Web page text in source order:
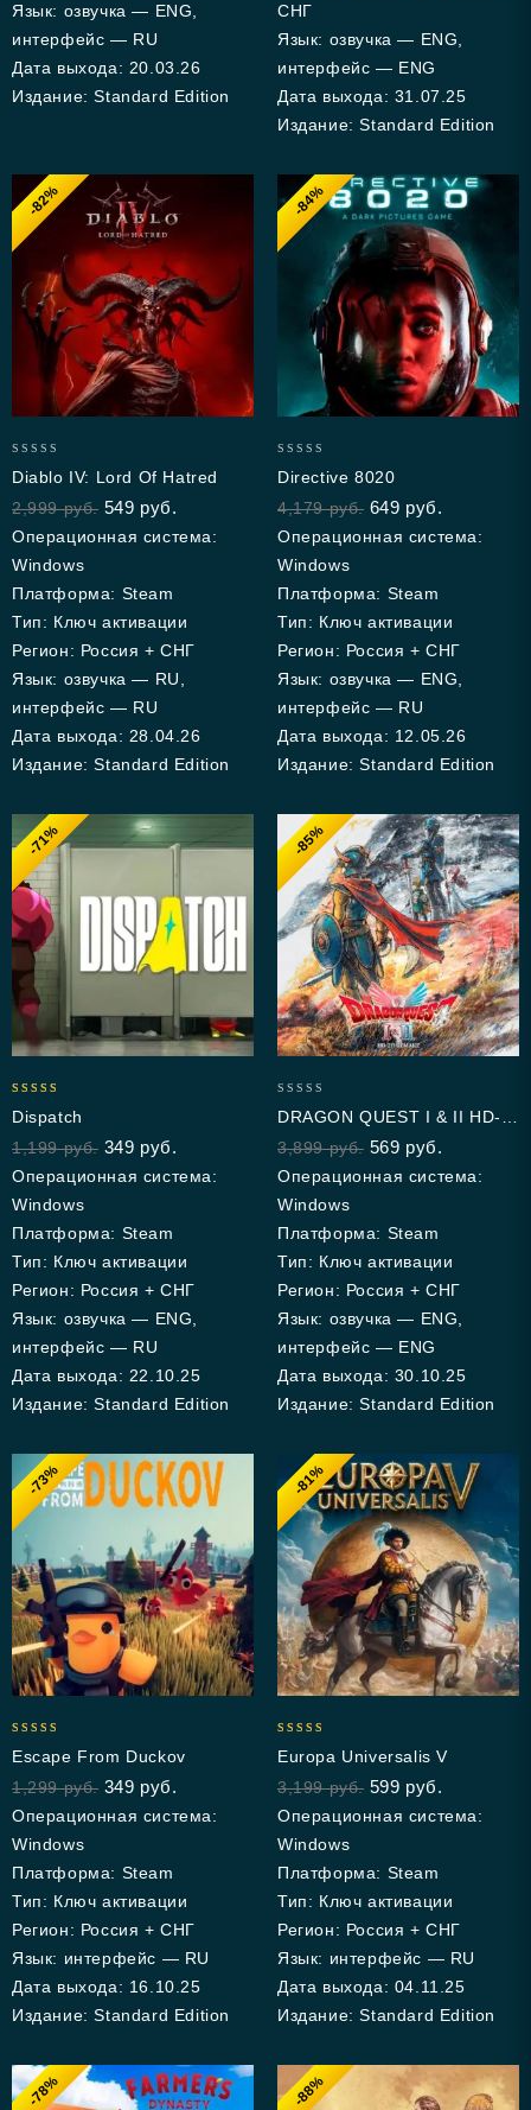
Язык: озвучка — ENG,
интерфейс — RU
Дата выхода: 20.03.26
Издание: Standard Edition
СНГ
Язык: озвучка — ENG,
интерфейс — ENG
Дата выхода: 31.07.25
Издание: Standard Edition
-82%
out
of
5
Diablo IV: Lord Of Hatred
2,999руб. 549 руб.
Операционная система:
Windows
Платформа: Steam
Тип: Ключ активации
Регион: Россия + СНГ
Язык: озвучка — RU,
интерфейс — RU
Дата выхода: 28.04.26
Издание: Standard Edition
-84%
out
of
5
Directive 8020
4,179руб. 649 руб.
Операционная система:
Windows
Платформа: Steam
Тип: Ключ активации
Регион: Россия + СНГ
Язык: озвучка — ENG,
интерфейс — RU
Дата выхода: 12.05.26
Издание: Standard Edition
-71%
out of 5
Dispatch
1,199руб. 349 руб.
Операционная система:
Windows
Платформа: Steam
Тип: Ключ активации
Регион: Россия + СНГ
Язык: озвучка — ENG,
интерфейс — RU
Дата выхода: 22.10.25
Издание: Standard Edition
-85%
out
of
5
DRAGON QUEST I & II HD-
2D Remake
3,899руб. 569 руб.
Операционная система:
Windows
Платформа: Steam
Тип: Ключ активации
Регион: Россия + СНГ
Язык: озвучка — ENG,
интерфейс — ENG
Дата выхода: 30.10.25
Издание: Standard Edition
-73%
out of 5
Escape From Duckov
1,299руб. 349 руб.
Операционная система:
Windows
Платформа: Steam
Тип: Ключ активации
Регион: Россия + СНГ
Язык: интерфейс — RU
Дата выхода: 16.10.25
Издание: Standard Edition
-81%
out of 5
Europa Universalis V
3,199руб. 599 руб.
Операционная система:
Windows
Платформа: Steam
Тип: Ключ активации
Регион: Россия + СНГ
Язык: интерфейс — RU
Дата выхода: 04.11.25
Издание: Standard Edition
-78% -88%